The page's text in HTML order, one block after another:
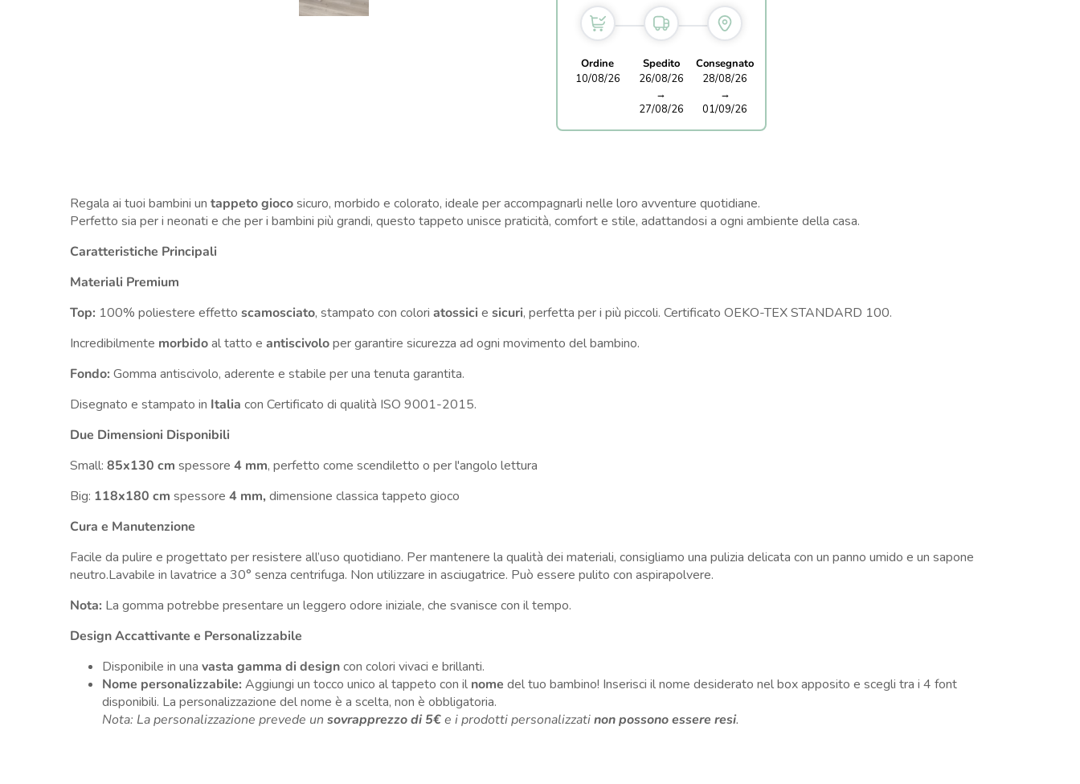
Ordine
10/08/26
Spedito
26/08/26
→
27/08/26
Consegnato
28/08/26
→
01/09/26
Regala ai tuoi bambini untappeto giocosicuro, morbido e colorato, ideale per accompagnarli nelle loro avventure quotidiane.
Perfetto sia per i neonati e che per i bambini più grandi, questo tappeto unisce praticità, comfort e stile, adattandosi a ogni ambiente della casa.
Caratteristiche Principali
Materiali Premium
Top: 100% poliestere effettoscamosciato, stampato con coloriatossiciesicuri, perfetta per i più piccoli.Certificato OEKO-TEX STANDARD 100.
Incredibilmente morbidoal tatto eantiscivoloper garantire sicurezza ad ogni movimento del bambino.
Fondo: Gomma antiscivolo, aderente e stabile per una tenuta garantita.
Disegnato e stampato in Italiacon Certificato di qualità ISO 9001-2015.
Due Dimensioni Disponibili
Small:85x130 cmspessore 4 mm, perfetto come scendiletto o per l'angolo lettura
Big: 118x180 cmspessore 4 mm,dimensione classica tappeto gioco
Cura e Manutenzione
Facile da pulire e progettato per resistere all’uso quotidiano. Per mantenere la qualità dei materiali, consigliamo una pulizia delicata con un panno umido e un sapone
neutro.Lavabile in lavatrice a 30° senza centrifuga. Non utilizzare in asciugatrice. Può essere pulito con aspirapolvere.
Nota: La gomma potrebbe presentare un leggero odore iniziale, che svanisce con il tempo.
Design Accattivante e Personalizzabile
Disponibile in unavasta gamma di designcon colori vivaci e brillanti.
Nome personalizzabile: Aggiungi un tocco unico al tappeto con il nome del tuo bambino! Inserisci il nome desiderato nel box apposito e scegli tra i 4 font
disponibili. La personalizzazione del nome è a scelta, non è obbligatoria.
Nota: La personalizzazione prevede unsovrapprezzo di 5€e i prodotti personalizzatinon possono essere resi.